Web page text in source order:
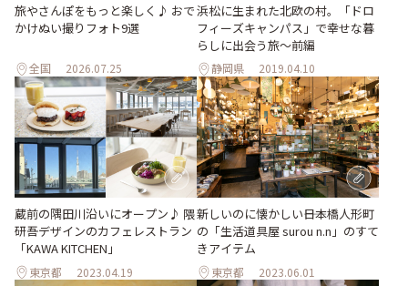
旅やさんぽをもっと楽しく♪ おで
かけぬい撮りフォト9選
全国 2026.07.25
浜松に生まれた北欧の村。「ドロ
フィーズキャンパス」で幸せな暮
らしに出会う旅～前編
静岡県 2019.04.10
蔵前の隅田川沿いにオープン♪ 隈
研吾デザインのカフェレストラン
「KAWA KITCHEN」
東京都 2023.04.19
新しいのに懐かしい――日本橋人形町
の「生活道具屋 surou n.n」のすて
きアイテム
東京都 2023.06.01